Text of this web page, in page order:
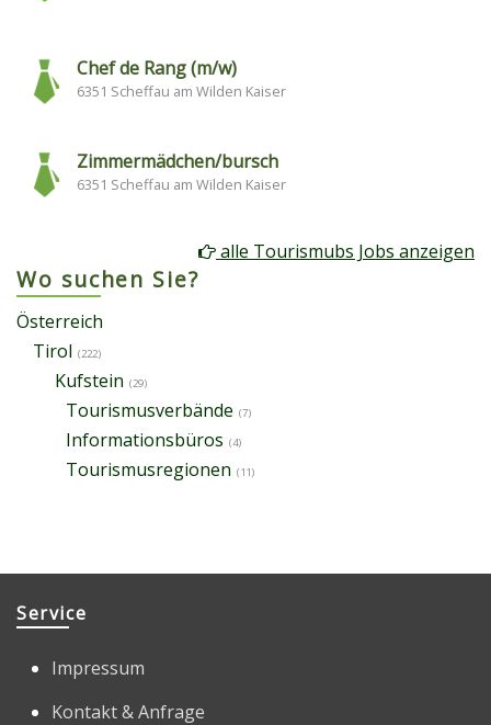
Chef de Rang (m/w)
6351 Scheffau am Wilden Kaiser
Zimmermädchen/bursch
6351 Scheffau am Wilden Kaiser
alle Tourismubs Jobs anzeigen
Wo suchen Sie?
Österreich
Tirol (222)
Kufstein (29)
Tourismusverbände (7)
Informationsbüros (4)
Tourismusregionen (11)
Service
Impressum
Kontakt & Anfrage